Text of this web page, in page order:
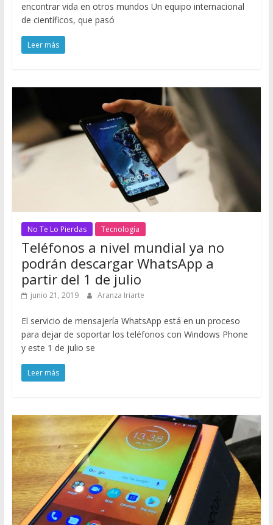
encontrar vida en otros mundos Un equipo internacional
de científicos, que pasó
Leer más
No Te Lo Pierdas Tecnología
Teléfonos a nivel mundial ya no
podrán descargar WhatsApp a
partir del 1 de julio
junio 21, 2019 Aranza Iriarte
El servicio de mensajería WhatsApp está en un proceso
para dejar de soportar los teléfonos con Windows Phone
y este 1 de julio se
Leer más